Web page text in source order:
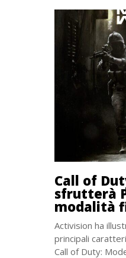
Call of
sfrutterà
modalità
Activision ha
principali
Call of Duty: